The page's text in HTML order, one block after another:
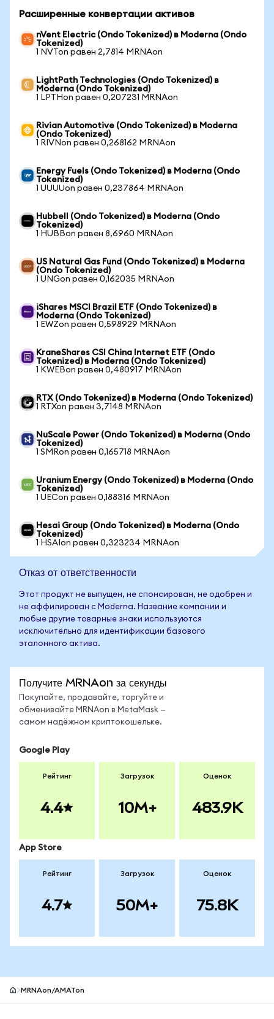
Расширенные конвертации активов
nVent Electric (Ondo Tokenized) в Moderna (Ondo
Tokenized)
1 NVTon равен 2,7814 MRNAon
LightPath Technologies (Ondo Tokenized) в
Moderna (Ondo Tokenized)
1 LPTHon равен 0,207231 MRNAon
Rivian Automotive (Ondo Tokenized) в Moderna
(Ondo Tokenized)
1 RIVNon равен 0,268162 MRNAon
Energy Fuels (Ondo Tokenized) в Moderna (Ondo
Tokenized)
1 UUUUon равен 0,237864 MRNAon
Hubbell (Ondo Tokenized) в Moderna (Ondo
Tokenized)
1 HUBBon равен 8,6960 MRNAon
US Natural Gas Fund (Ondo Tokenized) в Moderna
(Ondo Tokenized)
1 UNGon равен 0,162035 MRNAon
iShares MSCI Brazil ETF (Ondo Tokenized) в
Moderna (Ondo Tokenized)
1 EWZon равен 0,598929 MRNAon
KraneShares CSI China Internet ETF (Ondo
Tokenized) в Moderna (Ondo Tokenized)
1 KWEBon равен 0,480917 MRNAon
RTX (Ondo Tokenized) в Moderna (Ondo Tokenized)
1 RTXon равен 3,7148 MRNAon
NuScale Power (Ondo Tokenized) в Moderna (Ondo
Tokenized)
1 SMRon равен 0,165718 MRNAon
Uranium Energy (Ondo Tokenized) в Moderna (Ondo
Tokenized)
1 UECon равен 0,188316 MRNAon
Hesai Group (Ondo Tokenized) в Moderna (Ondo
Tokenized)
1 HSAIon равен 0,323234 MRNAon
Отказ от ответственности
Этот продукт не выпущен, не спонсирован, не одобрен и
не аффилирован с Moderna. Название компании и
любые другие товарные знаки используются
исключительно для идентификации базового
эталонного актива.
Получите MRNAon за секунды
Покупайте, продавайте, торгуйте и
обменивайте MRNAon в MetaMask —
самом надёжном криптокошельке.
Google Play
Рейтинг
4.4
Загрузок
10M+
Оценок
483.9K
App Store
Рейтинг
4.7
Загрузок
50M+
Оценок
75.8K
MRNAon/AMATon